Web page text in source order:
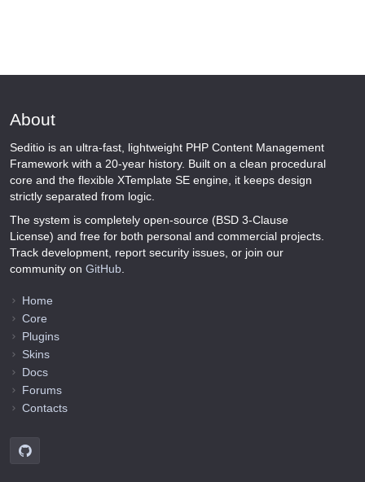
About
Seditio is an ultra-fast, lightweight PHP Content Management
Framework with a 20-year history. Built on a clean procedural
core and the flexible XTemplate SE engine, it keeps design
strictly separated from logic.
The system is completely open-source (BSD 3-Clause
License) and free for both personal and commercial projects.
Track development, report security issues, or join our
community on GitHub
Home
Core
Plugins
Skins
Docs
Forums
Contacts